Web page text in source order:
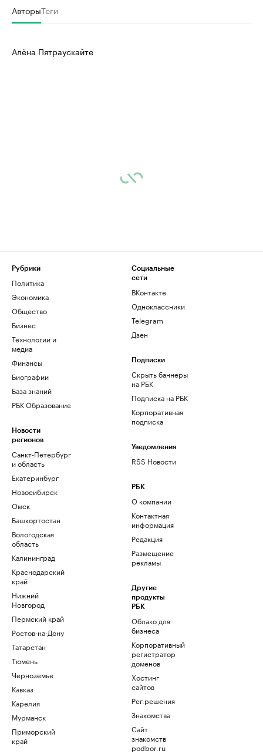
АвторыТеги
Алёна Пятраускайте
Рубрики
Политика
Экономика
Общество
Бизнес
Технологии и
медиа
Финансы
Биографии
База знаний
РБК Образование
Новости
регионов
Санкт-Петербург
и область
Екатеринбург
Новосибирск
Омск
Башкортостан
Вологодская
область
Калининград
Краснодарский
край
Нижний
Новгород
Пермский край
Ростов-на-Дону
Татарстан
Тюмень
Черноземье
Кавказ
Карелия
Мурманск
Приморский
край
Социальные
сети
ВКонтакте
Одноклассники
Telegram
Дзен
Подписки
Скрыть баннеры
на РБК
Подписка на РБК
Корпоративная
подписка
Уведомления
RSS Новости
РБК
О компании
Контактная
информация
Редакция
Размещение
рекламы
Другие
продукты
РБК
Облако для
бизнеса
Корпоративный
регистратор
доменов
Хостинг
сайтов
Рег.решения
Знакомства
Сайт
знакомств
podbor.ru